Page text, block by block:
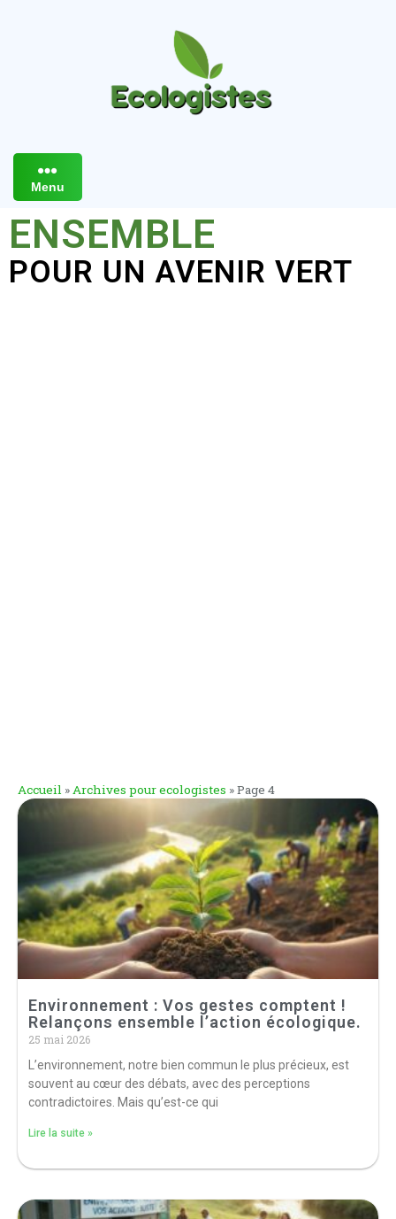
Menu
ENSEMBLE
POUR UN AVENIR VERT
Accueil »Archives pour ecologistes »Page 4
Environnement : Vos gestes comptent !
Relançons ensemble l’action écologique.
25 mai 2026
L’environnement, notre bien commun le plus précieux, est
souvent au cœur des débats, avec des perceptions
contradictoires. Mais qu’est-ce qui
Lire la suite »